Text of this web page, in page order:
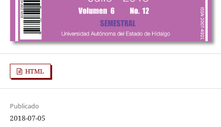
HTML
Publicado
2018-07-05